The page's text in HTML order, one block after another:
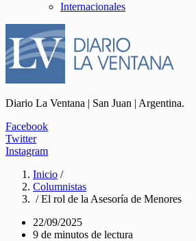
Internacionales
Diario La Ventana | San Juan | Argentina.
Facebook
Twitter
Instagram
Inicio /
Columnistas
/ El rol de la Asesoría de Menores
22/09/2025
9 de minutos de lectura